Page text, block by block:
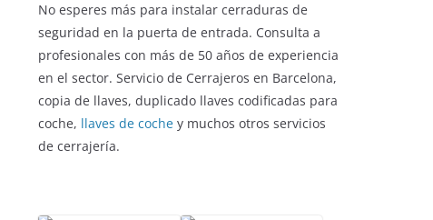
No esperes más para instalar cerraduras de
seguridad en la puerta de entrada. Consulta a
profesionales con más de 50 años de experiencia
en el sector. Servicio de Cerrajeros en Barcelona,
copia de llaves, duplicado llaves codificadas para
coche, llaves de coche y muchos otros servicios
de cerrajería.